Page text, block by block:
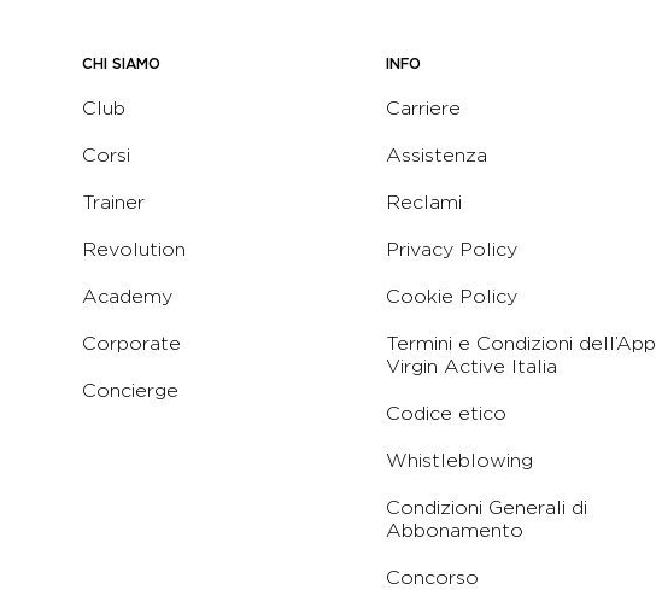
CHI SIAMO
Club
Corsi
Trainer
Revolution
Academy
Corporate
Concierge
INFO
Carriere
Assistenza
Reclami
Privacy Policy
Cookie Policy
Termini e Condizioni dell’App
Virgin Active Italia
Codice etico
Whistleblowing
Condizioni Generali di
Abbonamento
Concorso